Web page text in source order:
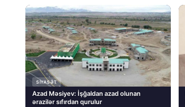
SIYASƏT
Azad Məsiyev: İşğaldan azad olunan
ərazilər sıfırdan qurulur